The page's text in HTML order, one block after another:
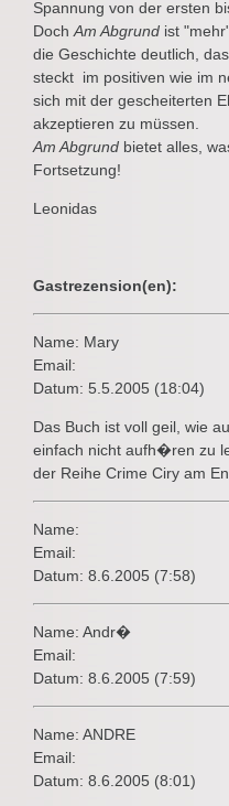
Spannung von der ersten
Doch Am Abgrund ist
die Geschichte deutlich,
steckt  im positiven wie im
sich mit der gescheiterten
akzeptieren zu müssen.
Am Abgrund bietet alles,
Fortsetzung!
Leonidas
Gastrezension(en):
Name: Mary
Email:
Datum: 5.5.2005 (18:04)
Das Buch ist voll geil, wie
einfach nicht aufh�ren zu
der Reihe Crime Ciry am
Name:
Email:
Datum: 8.6.2005 (7:58)
Name: Andr�
Email:
Datum: 8.6.2005 (7:59)
Name: ANDRE
Email:
Datum: 8.6.2005 (8:01)